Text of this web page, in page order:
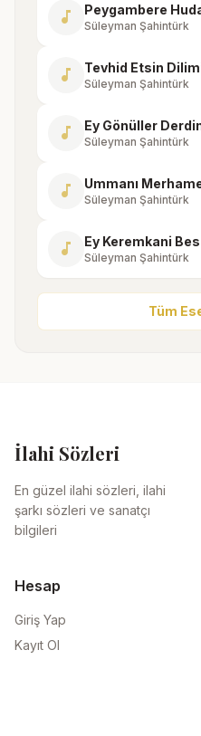
music_note Peygambere
Süleyman Şahintürk
music_note Tevhid Etsin
Süleyman Şahintürk
music_note Ey Gönüller
Süleyman Şahintürk
music_note Ummanı
Süleyman Şahintürk
music_note Ey Keremkani
Süleyman Şahintürk
Tüm
İlahi Sözleri
En güzel ilahi sözleri, ilahi
şarkı sözleri ve sanatçı
bilgileri
Hesap
Giriş Yap
Kayıt Ol